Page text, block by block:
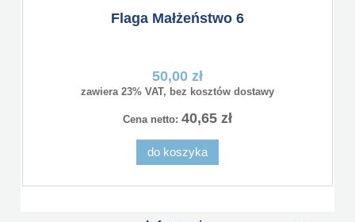
Flaga Małżeństwo 6
50,00 zł
zawiera 23% VAT, bez kosztów dostawy
Cena netto: 40,65 zł
do koszyka